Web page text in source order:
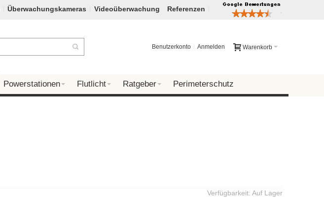
Überwachungskameras Videoüberwachung Referenzen
Warenkorb
Benutzerkonto Anmelden
Powerstationen Flutlicht Ratgeber Perimeterschutz
Verfügbarkeit: Auf Lager